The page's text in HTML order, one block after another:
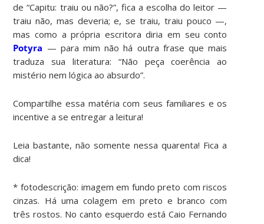
de “Capitu: traiu ou não?”, fica a escolha do leitor —
traiu não, mas deveria; e, se traiu, traiu pouco —,
mas como a própria escritora diria em seu conto
Potyra — para mim não há outra frase que mais
traduza sua literatura: “Não peça coerência ao
mistério nem lógica ao absurdo”.
Compartilhe essa matéria com seus familiares e os
incentive a se entregar a leitura!
Leia bastante, não somente nessa quarenta! Fica a
dica!
* fotodescrição: imagem em fundo preto com riscos
cinzas. Há uma colagem em preto e branco com
três rostos. No canto esquerdo está Caio Fernando